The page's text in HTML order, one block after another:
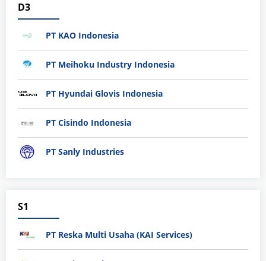
D3
PT KAO Indonesia
PT Meihoku Industry Indonesia
PT Hyundai Glovis Indonesia
PT Cisindo Indonesia
PT Sanly Industries
S1
PT Reska Multi Usaha (KAI Services)